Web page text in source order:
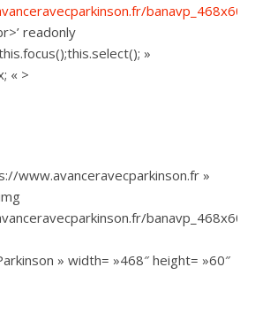
readonly
»
« >
www.avanceravecparkinson.fr »
» width= »468″ height= »60″